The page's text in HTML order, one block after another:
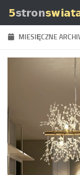
Skip to content
MIESIĘCZNE